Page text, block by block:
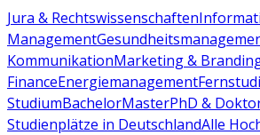
Jura & Rechtswissenschaften
Management
KommunikationMarketing &
FinanceEnergiemanagement
StudiumBachelorMasterPhD &
Studienplätze in DeutschlandAlle